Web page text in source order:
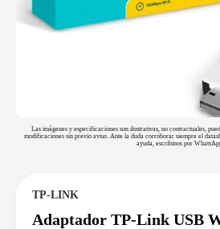
Las imágenes y especificaciones son ilustrativas, no contractuales,
modificaciones sin previo aviso. Ante la duda corroborar siempre el
ayuda, escribinos por
TP-LINK
Adaptador TP-Link USB